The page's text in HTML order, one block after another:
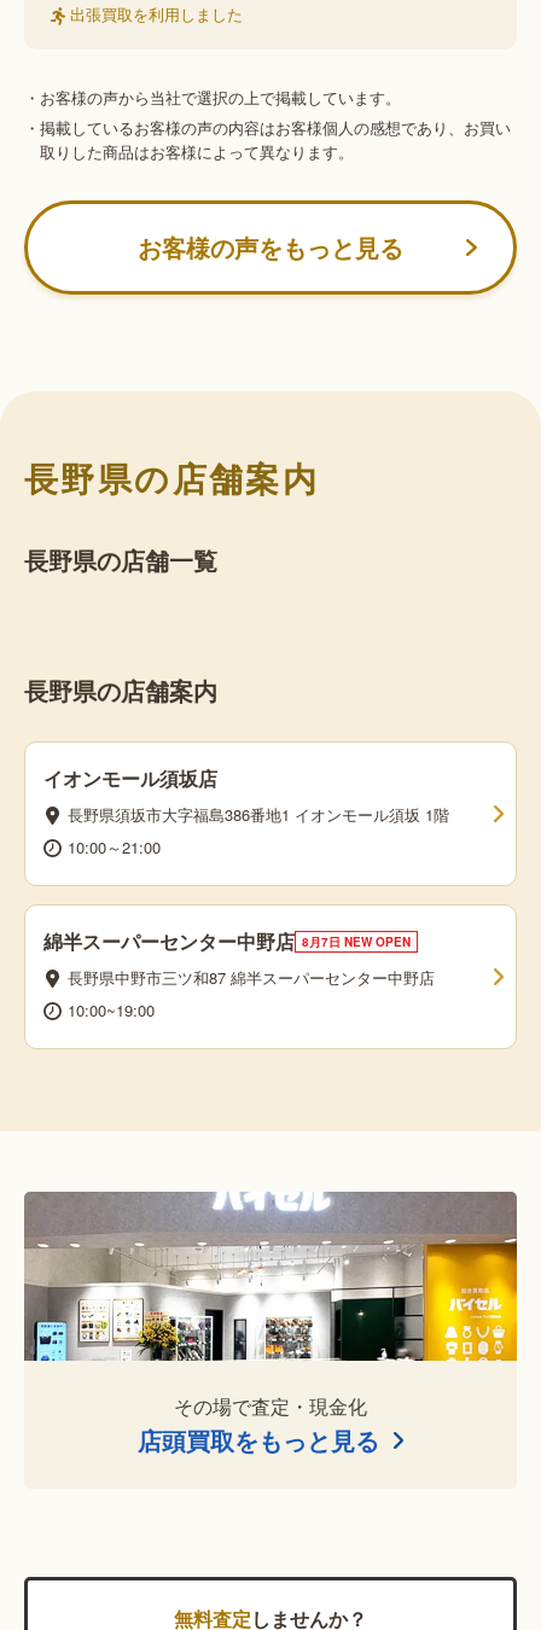
出張買取を利用しました
・お客様の声から当社で選択の上で掲載しています。
・掲載しているお客様の声の内容はお客様個人の感想であり、お買い
取りした商品はお客様によって異なります。
お客様の声をもっと見る
長野県の店舗案内
長野県の店舗一覧
長野県の店舗案内
イオンモール須坂店
長野県須坂市⼤字福島386番地1 イオンモール須坂 1階
10:00～21:00
綿半スーパーセンター中野店 8月7日 NEW OPEN
長野県中野市三ツ和87 綿半スーパーセンター中野店
10:00~19:00
その場で査定・現金化
店頭買取をもっと見る
無料査定しませんか？